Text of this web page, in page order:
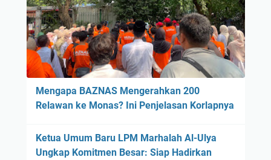
Mengapa BAZNAS Mengerahkan 200
Relawan ke Monas? Ini Penjelasan Korlapnya
Ketua Umum Baru LPM Marhalah Al-Ulya
Ungkap Komitmen Besar: Siap Hadirkan